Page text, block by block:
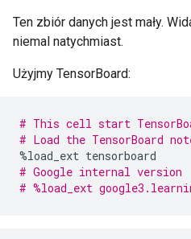
290 : island
273 : body_mass_g
    30 : sex [CATEGORICAL]
    9 : year [NUMERICAL]
399 : bill_depth_mm
383 :
314 : body_mass_g
298 : island
    33 : sex [CATEGORICAL]
Ten zbiór danych jest mały.
niemal natychmiast.
Użyjmy TensorBoard:
# This cell start
# Load the TensorBoard
%load_ext tensorboard
# Google internal version
# %load_ext